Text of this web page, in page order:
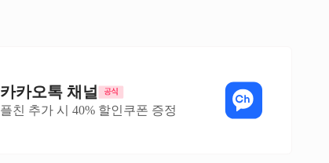
카카오톡 채널
플친 추가 시 40% 할인쿠폰 증정